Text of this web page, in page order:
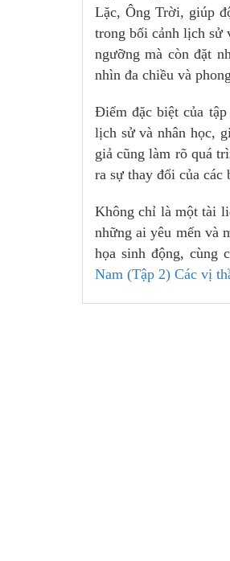
Lặc, Ông Trời, giúp
trong bối cảnh lịch sử
ngưỡng mà còn đặt
nhìn đa chiều và
Điểm đặc biệt của
lịch sử và nhân học,
giả cũng làm rõ quá
ra sự thay đổi của
Không chỉ là một tài
những ai yêu mến và
họa sinh động, cùng
Nam (Tập 2) Các vị